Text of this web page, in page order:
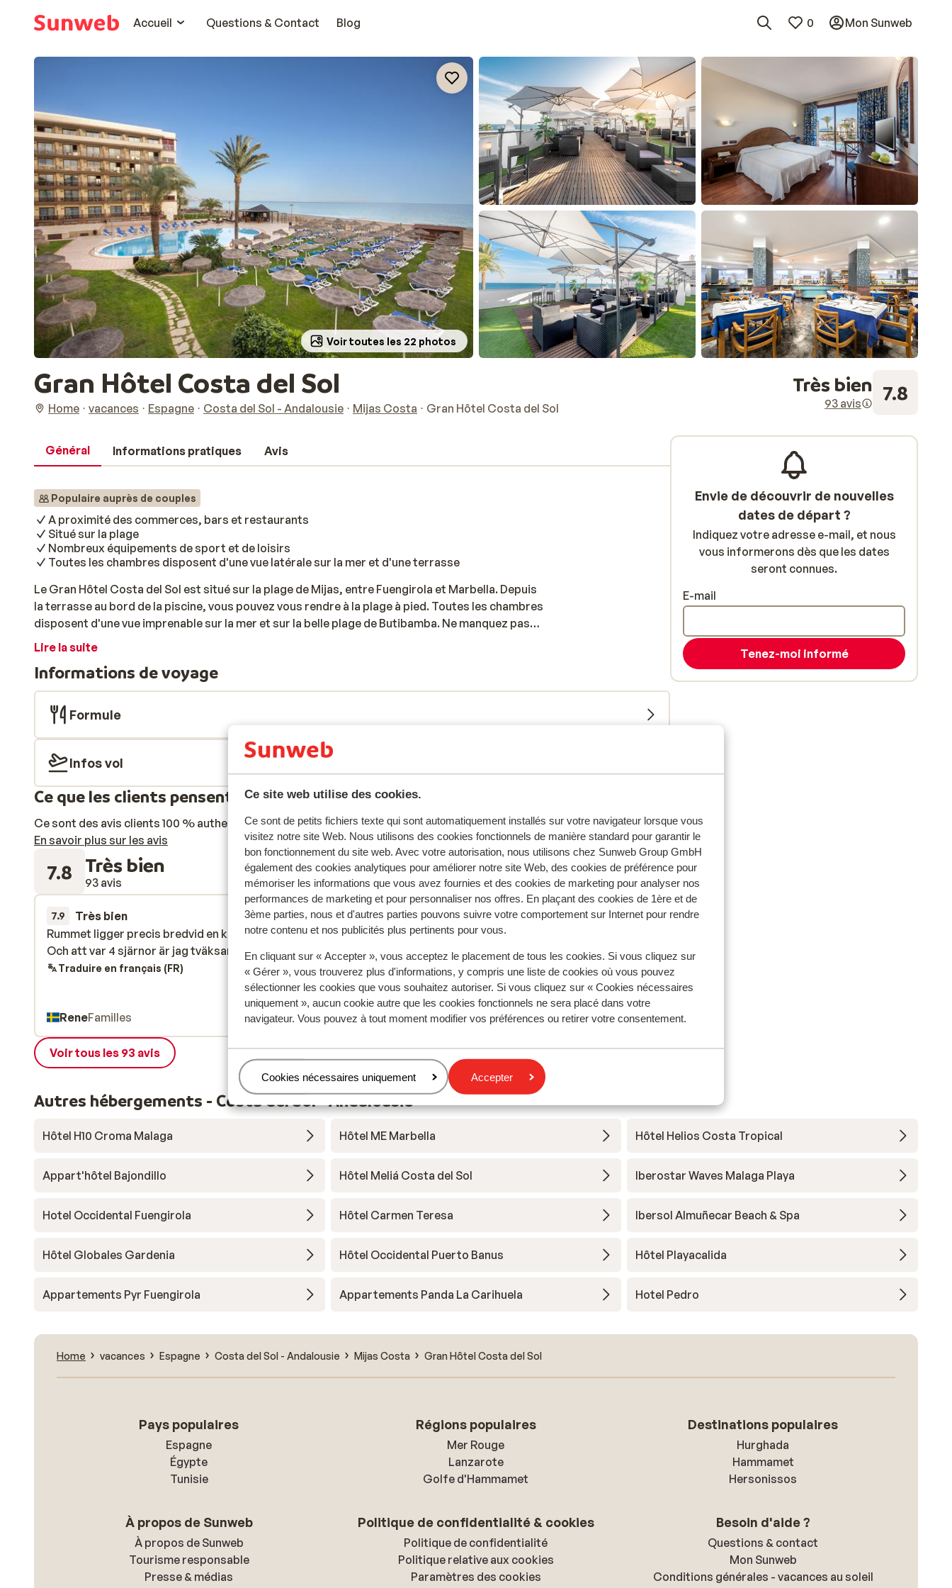
Ce site web utilise des cookies.
Ce sont de petits fichiers texte qui sont automatiquement installés sur votre navigateur lorsque vous
visitez notre site Web. Nous utilisons des cookies fonctionnels de manière standard pour garantir le
bon fonctionnement du site web. Avec votre autorisation, nous utilisons chez Sunweb Group GmbH
également des cookies analytiques pour améliorer notre site Web, des cookies de préférence pour
mémoriser les informations que vous avez fournies et des cookies de marketing pour analyser nos
performances de marketing et pour personnaliser nos offres. En plaçant des cookies de 1ère et de
3ème parties, nous et d'autres parties pouvons suivre votre comportement sur Internet pour rendre
notre contenu et nos publicités plus pertinents pour vous.
En cliquant sur « Accepter », vous acceptez le placement de tous les cookies. Si vous cliquez sur
« Gérer », vous trouverez plus d'informations, y compris une liste de cookies où vous pouvez
sélectionner les cookies que vous souhaitez autoriser. Si vous cliquez sur « Cookies nécessaires
uniquement », aucun cookie autre que les cookies fonctionnels ne sera placé dans votre
navigateur. Vous pouvez à tout moment modifier vos préférences ou retirer votre consentement.
Gérer
Cookies nécessaires uniquement Accepter
Accueil
Questions & Contact Blog 0 Mon Sunweb
Voir toutes les 22 photos
Gran Hôtel Costa del Sol
Home vacances Espagne Costa del Sol - Andalousie Mijas Costa Gran Hôtel Costa del Sol
Très bien
93 avis 7.8
Général Informations pratiques Avis
Populaire auprès de couples
A proximité des commerces, bars et restaurants
Situé sur la plage
Nombreux équipements de sport et de loisirs
Toutes les chambres disposent d'une vue latérale sur la mer et d'une terrasse
Le Gran Hôtel Costa del Sol est situé sur la plage de Mijas, entre Fuengirola et Marbella. Depuis
la terrasse au bord de la piscine, vous pouvez vous rendre à la plage à pied. Toutes les chambres
disposent d'une vue imprenable sur la mer et sur la belle plage de Butibamba. Ne manquez pas
de trinquer à vos vacances. Vous trouverez, sans aucun doute, votre boisson préférée au bar de
grignoter un en-cas au snack-bar et siroter un délicieux cocktail coloré. Le tout accompagné
d'une musique relaxante! Il y aura beaucoup à faire durant votre séjour: tennis de table, jeux de
fléchettes, tir à l'arc, piscine ou bronzer sur la terrasse. Les environs offrent également de
nombreuses possibilités: de l'équitation et du golf à la visite de villes impressionnantes comme
Cordoue et Séville. Si l'envie vous prend, essayez-vous aux divers sports nautiques à proximité
de l'hôtel.
Lire la suite
Informations de voyage
Formule
Infos vol
Ce que les clients pensent
Ce sont des avis clients 100 % authentiques qui reflètent fidèlement leur expérience avec notre produit.
En savoir plus sur les avis
7.8 Très bien
93 avis Réservé principalement par couples
7.9 Très bien
6 juil. 2026
Rummet ligger precis bredvid en kloack och luktar illa.
Och att var 4 sjärnor är jag tväksamt.
Rummet ligger precis bredvid en kloack och luktar illa.
Och att var 4 sjärnor är jag tväksamt.
Traduire en français (FR)
ReneFamilles
8.7 Excellent
27 juin 2026
Perfekt läge vid stranden, poolen var alldeles för liten
så där var vi inte mycket. Rummet var jättebra,
städades perfekt varje dag. Frukosten var bra, brittisk
men bra med frukt.
Perfekt läge vid stranden, poolen var alldeles för liten
så där var vi inte mycket. Rummet var jättebra,
städades perfekt varje dag. Frukosten var bra, brittisk
men bra med frukt.
Traduire en français (FR)
Anonyme Couples
Voir tous les 93 avis
Envie de découvrir de nouvelles
dates de départ ?
Indiquez votre adresse e-mail, et nous
vous informerons dès que les dates
seront connues.
E-mail
Tenez-moi informé
Autres hébergements - Costa del Sol - Andalousie
Hôtel H10 Croma Malaga Hôtel ME Marbella Hôtel Helios Costa Tropical
Appart'hôtel Bajondillo Hôtel Meliá Costa del Sol Iberostar Waves Malaga Playa
Hotel Occidental Fuengirola Hôtel Carmen Teresa Ibersol Almuñecar Beach & Spa
Hôtel Globales Gardenia Hôtel Occidental Puerto Banus Hôtel Playacalida
Appartements Pyr Fuengirola Appartements Panda La Carihuela Hotel Pedro
Home vacances Espagne Costa del Sol - Andalousie Mijas Costa Gran Hôtel Costa del Sol
Pays populaires
Espagne
Égypte
Tunisie
Régions populaires
Mer Rouge
Lanzarote
Golfe d'Hammamet
Destinations populaires
Hurghada
Hammamet
Hersonissos
À propos de Sunweb
À propos de Sunweb
Tourisme responsable
Presse & médias
Politique de confidentialité & cookies
Politique de confidentialité
Politique relative aux cookies
Paramètres des cookies
Besoin d'aide ?
Questions & contact
Mon Sunweb
Conditions générales - vacances au soleil